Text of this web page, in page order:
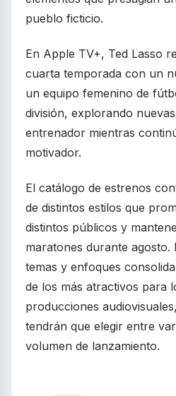
pueblo ficticio.
En Apple TV+, Ted Lasso
cuarta temporada con un
un equipo femenino de
división, explorando
entrenador mientras
motivador.
El catálogo de estrenos
de distintos estilos que
distintos públicos y
maratones durante agosto.
temas y enfoques
de los más atractivos para
producciones
tendrán que elegir entre
volumen de lanzamiento.